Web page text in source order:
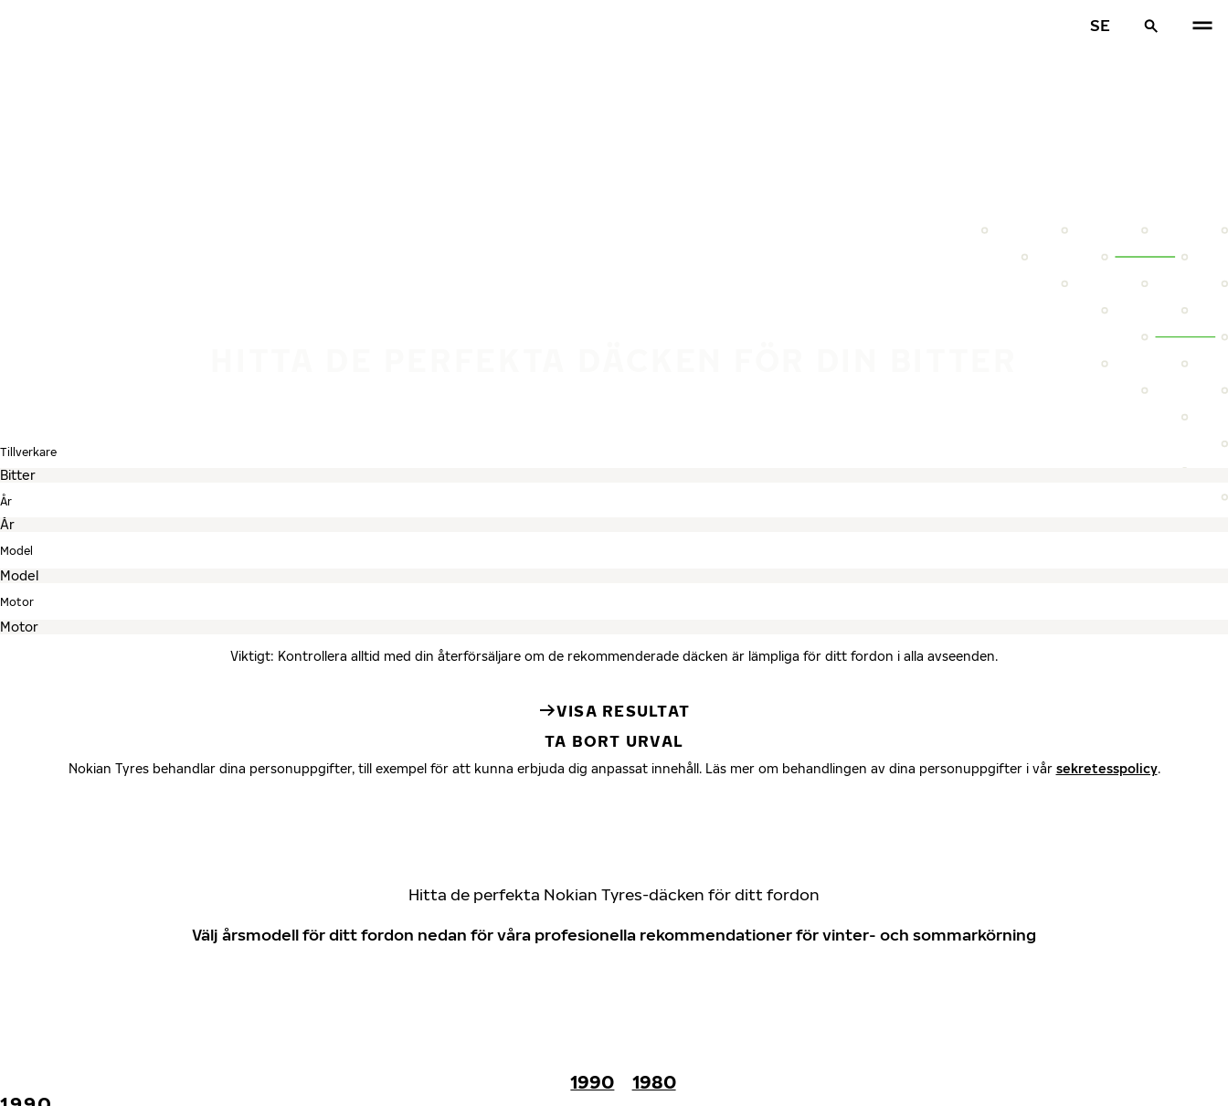
SE
Tillverkare
År
Model
Motor
Viktigt: Kontrollera alltid med din återförsäljare om de rekommenderade däcken är lämpliga för ditt fordon i alla avseenden.
VISA RESULTAT
TA BORT URVAL
Nokian Tyres behandlar dina personuppgifter, till exempel för att kunna erbjuda dig anpassat innehåll. Läs mer om behandlingen av dina personuppgifter i vår sekretesspolicy.
Hitta de perfekta Nokian Tyres-däcken för ditt fordon
Välj årsmodell för ditt fordon nedan för våra profesionella rekommendationer för vinter- och sommarkörning
1990
1980